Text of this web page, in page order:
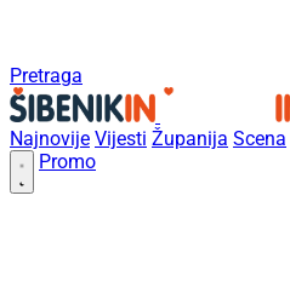
Pretraga
Najnovije Vijesti Županija Scena
Promo